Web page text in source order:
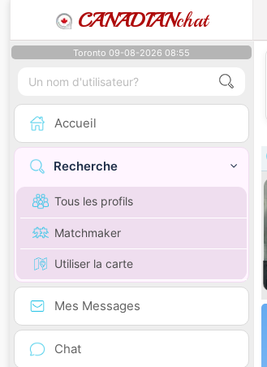
CANADIANchat
Toronto 09-08-2026 08:55
Accueil
Recherche
Tous les profils
Matchmaker
Utiliser la carte
Mes Messages
Chat